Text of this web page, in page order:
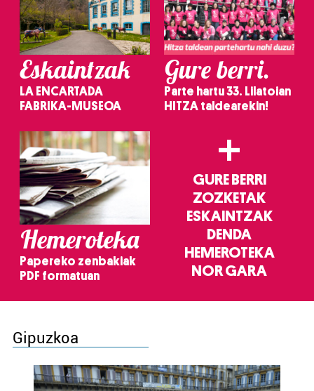
Eskaintzak
LA ENCARTADA
FABRIKA-MUSEOA
Gure berri.
Parte hartu 33. Lilatoian
HITZA taldearekin!
Hemeroteka
Papereko zenbakiak
PDF formatuan
+
GURE BERRI
ZOZKETAK
ESKAINTZAK
DENDA
HEMEROTEKA
NOR GARA
Gipuzkoa